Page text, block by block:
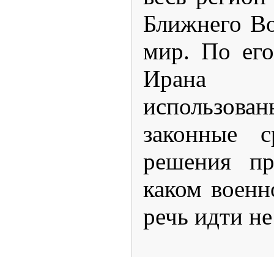
Ближнего
мир. По
Ирана
законные
решения
каком
речь идти